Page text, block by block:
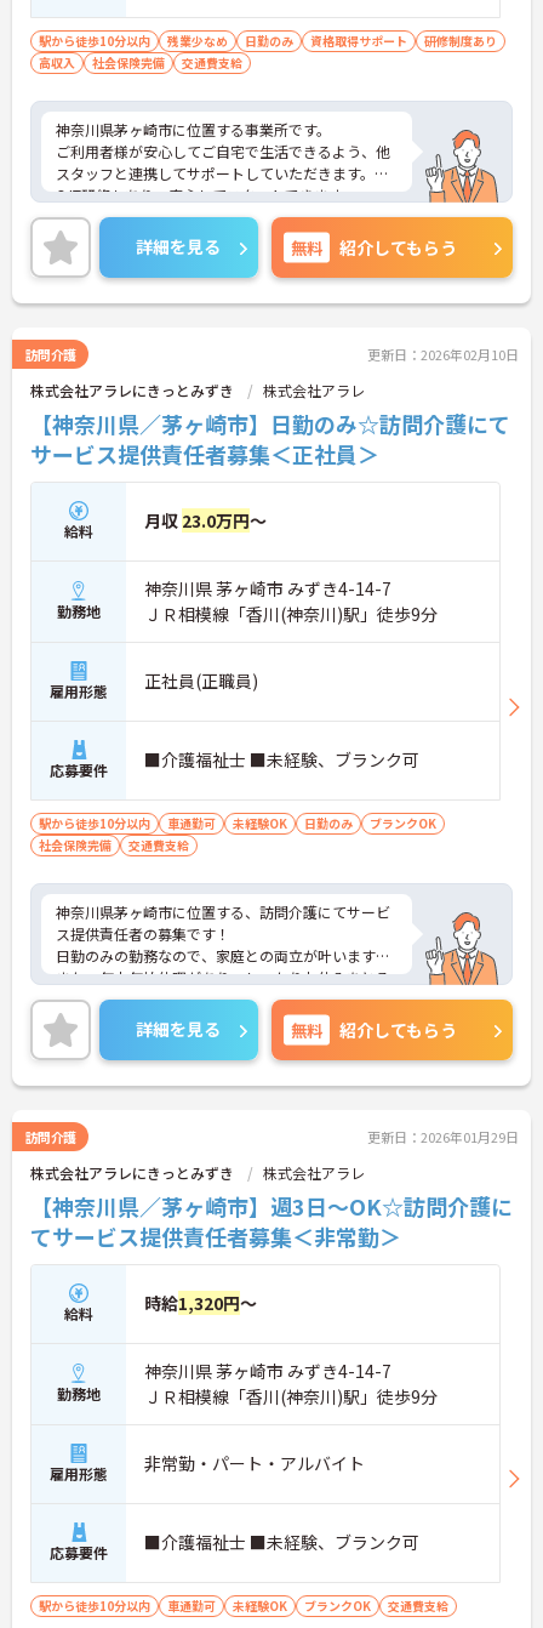
駅から徒歩10分以内 残業少なめ 日勤のみ 資格取得サポート
研修制度あり
高収入
社会保険完備 交通費支給
神奈川県茅ヶ崎市に位置する事業所です。
ご利用者様が安心してご自宅で生活できるよう、他
スタッフと連携してサポートしていただきます。
OJT研修もあり、安心してスタートできます。
ご興味のある方には、面接対策ポイントなど、さら
に詳細をお話しいたしますのでお気軽にご相談くだ
さい！
詳細を見る 無料 紹介してもらう
訪問介護 更新日：2026年02月10日
株式会社アラレにきっとみずき 株式会社アラレ
【神奈川県／茅ヶ崎市】日勤のみ☆訪問介護にて
サービス提供責任者募集＜正社員＞
給料 月収 23.0万円～
勤務地
神奈川県 茅ヶ崎市 みずき4-14-7
ＪＲ相模線「香川(神奈川)駅」徒歩9分
雇用形態 正社員(正職員)
応募要件 ■介護福祉士 ■未経験、ブランク可
駅から徒歩10分以内 車通勤可 未経験OK 日勤のみ
ブランクOK
社会保険完備
交通費支給
神奈川県茅ヶ崎市に位置する、訪問介護にてサービ
ス提供責任者の募集です！
日勤のみの勤務なので、家庭との両立が叶います☆
また、年末年始休暇があり、しっかりお休みをとる
ことが可能です♪
さらに、駅から徒歩9分の立地で、マイカー通勤も
可能なので、通勤らくらくです◎
ご興味のある方には、面接対策ポイントなど、さら
に詳細をご案内しますのでお気軽にご相談くださ
詳細を見る 無料 紹介してもらう
訪問介護 更新日：2026年01月29日
株式会社アラレにきっとみずき 株式会社アラレ
【神奈川県／茅ヶ崎市】週3日～OK☆訪問介護に
てサービス提供責任者募集＜非常勤＞
給料 時給1,320円～
勤務地
神奈川県 茅ヶ崎市 みずき4-14-7
ＪＲ相模線「香川(神奈川)駅」徒歩9分
雇用形態 非常勤・パート・アルバイト
応募要件 ■介護福祉士 ■未経験、ブランク可
駅から徒歩10分以内 車通勤可 未経験OK ブランクOK 交通費支給